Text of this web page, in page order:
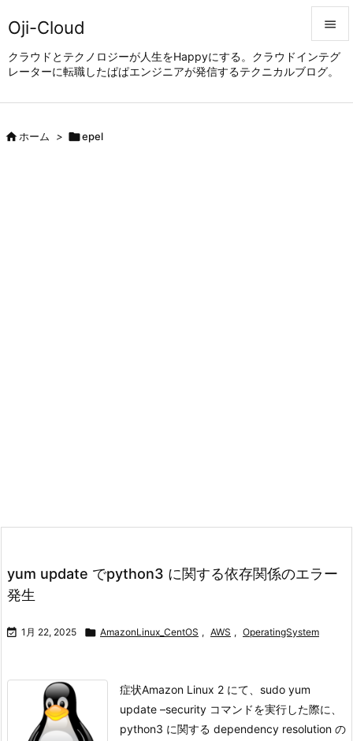
Oji-Cloud
クラウドとテクノロジーが人生をHappyにする。クラウドインテグ
レーターに転職したぱぱエンジニアが発信するテクニカルブログ。


メニュ
ホーム > epel
yum update でpython3 に関する依存関係のエラー
発生
 1月 22, 2025  AmazonLinux_CentOS , AWS , OperatingSystem
症状Amazon Linux 2 にて、sudo yum
update –security コマンドを実行した際に、
python3 に関する dependency resolution の